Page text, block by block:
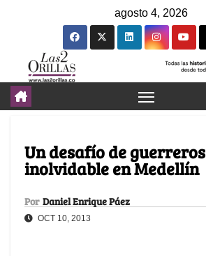
agosto 4, 2026
Un desafío de guerreros
inolvidable en Medellín
Por Daniel Enrique Páez
OCT 10, 2013